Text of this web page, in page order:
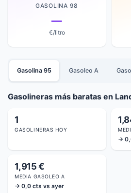
GASOLINA 98
—
€/litro
Gasolina 95 Gasoleo A
Gasolineras más baratas en
1
GASOLINERAS HOY
→
1,915 €
MEDIA GASOLEO A
→ 0,0 cts vs ayer